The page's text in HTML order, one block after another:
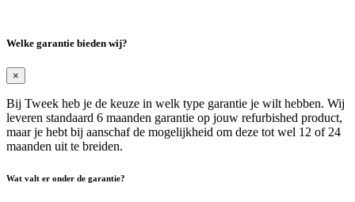
Welke garantie bieden wij?
×
Bij Tweek heb je de keuze in welk type garantie je wilt hebben. Wij
leveren standaard 6 maanden garantie op jouw refurbished product,
maar je hebt bij aanschaf de mogelijkheid om deze tot wel 12 of 24
maanden uit te breiden.
Wat valt er onder de garantie?